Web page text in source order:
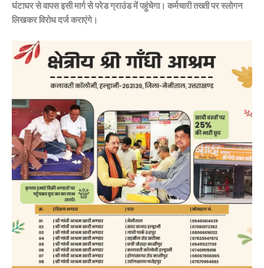
घंटाघर से वापस इसी मार्ग से परेड ग्राउंड में पहुंचेगा। कर्मचारी तख्ती पर स्लोगन
लिखकर विरोध दर्ज कराएंगे।